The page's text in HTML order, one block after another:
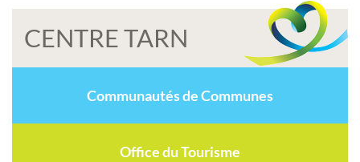
CENTRE TARN
Communautés de Communes
Office du Tourisme